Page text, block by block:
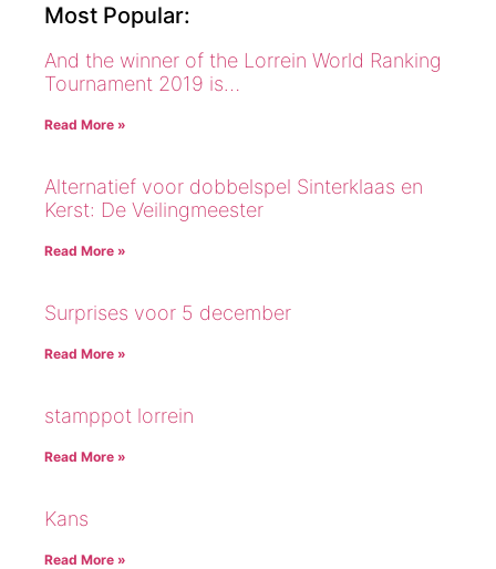
Most Popular:
And the winner of the Lorrein World Ranking
Tournament 2019 is…
Read More »
Alternatief voor dobbelspel Sinterklaas en
Kerst: De Veilingmeester
Read More »
Surprises voor 5 december
Read More »
stamppot lorrein
Read More »
Kans
Read More »